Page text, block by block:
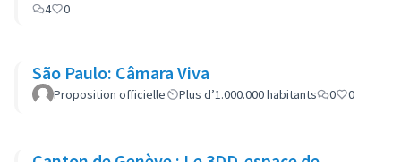
4
0
São Paulo: Câmara Viva
Proposition officielle Plus d’1.000.000 habitants 0 0